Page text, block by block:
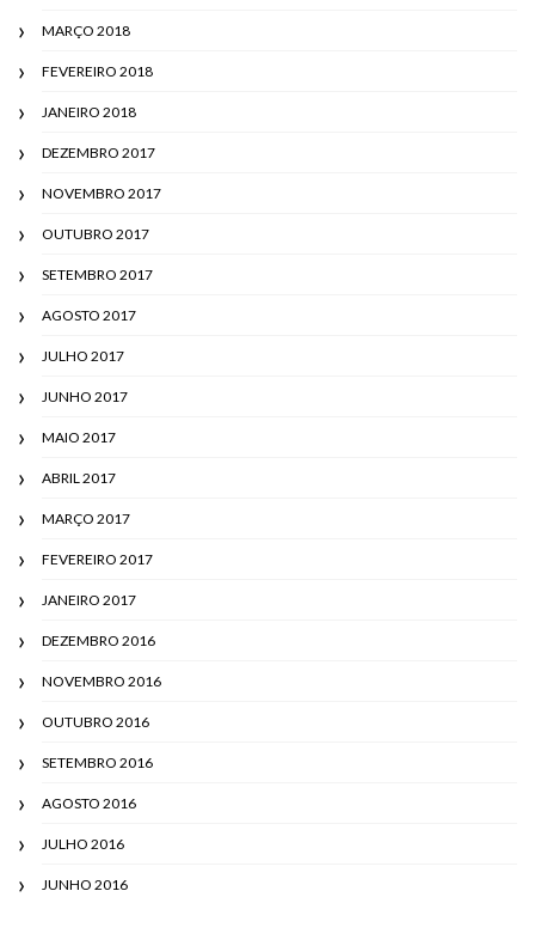
MARÇO 2018
FEVEREIRO 2018
JANEIRO 2018
DEZEMBRO 2017
NOVEMBRO 2017
OUTUBRO 2017
SETEMBRO 2017
AGOSTO 2017
JULHO 2017
JUNHO 2017
MAIO 2017
ABRIL 2017
MARÇO 2017
FEVEREIRO 2017
JANEIRO 2017
DEZEMBRO 2016
NOVEMBRO 2016
OUTUBRO 2016
SETEMBRO 2016
AGOSTO 2016
JULHO 2016
JUNHO 2016